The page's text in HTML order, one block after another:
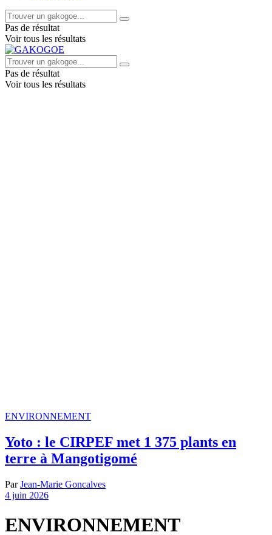
Pas de résultat
Voir tous les résultats
Pas de résultat
Voir tous les résultats
ENVIRONNEMENT
Yoto : le CIRPEF met 1 375 plants en
terre à Mangotigomé
Par Jean-Marie Goncalves
4 juin 2026
ENVIRONNEMENT